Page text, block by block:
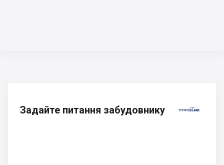
Задайте питання забудовнику